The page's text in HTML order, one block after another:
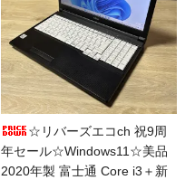
☆リバーズエコch 祝9周
年セール☆Windows11☆美品
2020年製 富士通 Core i3＋新